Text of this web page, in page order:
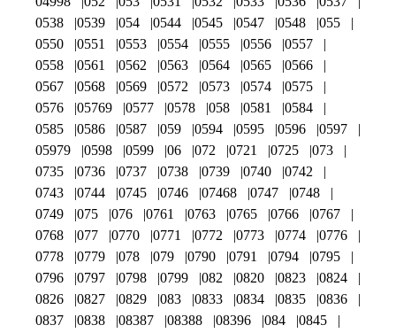
0538
0539 054 0544 0545 0547 0548
055
0550
0551 0553 0554 0555 0556
0557
0558
0561 0562 0563 0564 0565
0566
0567
0568 0569 0572 0573 0574
0575
0576
05769 0577 0578 058 0581
0584
0585
0586 0587 059 0594 0595 0596
0597
05979
0598 0599 06 072 0721 0725
073
0735
0736 0737 0738 0739 0740
0742
0743
0744 0745 0746 07468 0747
0748
0749
075 076 0761 0763 0765 0766
0767
0768
077 0770 0771 0772 0773 0774
0776
0778
0779 078 079 0790 0791 0794
0795
0796
0797 0798 0799 082 0820 0823
0824
0826
0827 0829 083 0833 0834 0835
0836
0837
0838 08387 08388 08396 084
0845